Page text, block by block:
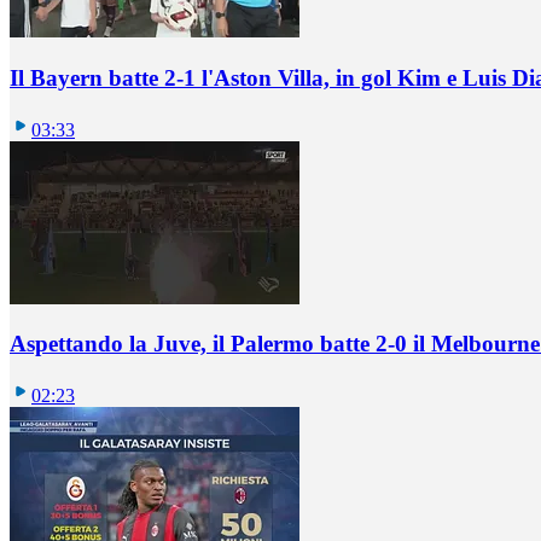
Il Bayern batte 2-1 l'Aston Villa, in gol Kim e Luis
03:33
Aspettando la Juve, il Palermo batte 2-0 il
02:23